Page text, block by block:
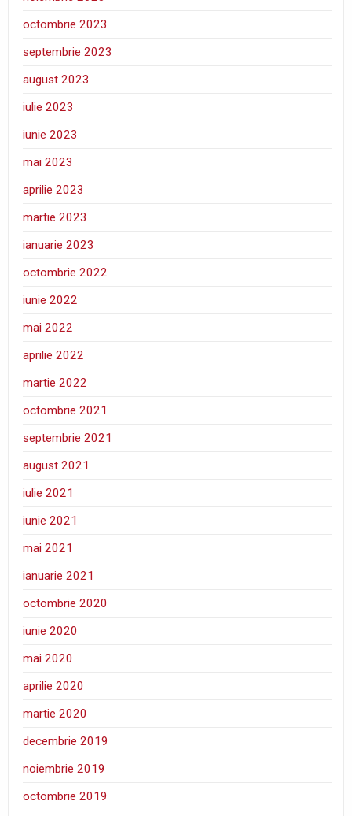
octombrie 2023
septembrie 2023
august 2023
iulie 2023
iunie 2023
mai 2023
aprilie 2023
martie 2023
ianuarie 2023
octombrie 2022
iunie 2022
mai 2022
aprilie 2022
martie 2022
octombrie 2021
septembrie 2021
august 2021
iulie 2021
iunie 2021
mai 2021
ianuarie 2021
octombrie 2020
iunie 2020
mai 2020
aprilie 2020
martie 2020
decembrie 2019
noiembrie 2019
octombrie 2019